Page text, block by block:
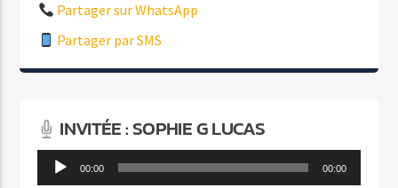
Partager sur WhatsApp
Partager par SMS
INVITÉE : SOPHIE G LUCAS
Lecteur 00:00 00:00